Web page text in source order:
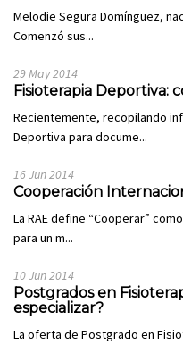
Melodie Segura Domínguez,
Comenzó sus...
29 May 2014
Fisioterapia Deportiva:
Recientemente, recopilando
Deportiva para docume...
16 Jun 2014
Cooperación
La RAE define “Cooperar”
para un m...
10 Jun 2014
Postgrados en
especializar?
La oferta de Postgrado en